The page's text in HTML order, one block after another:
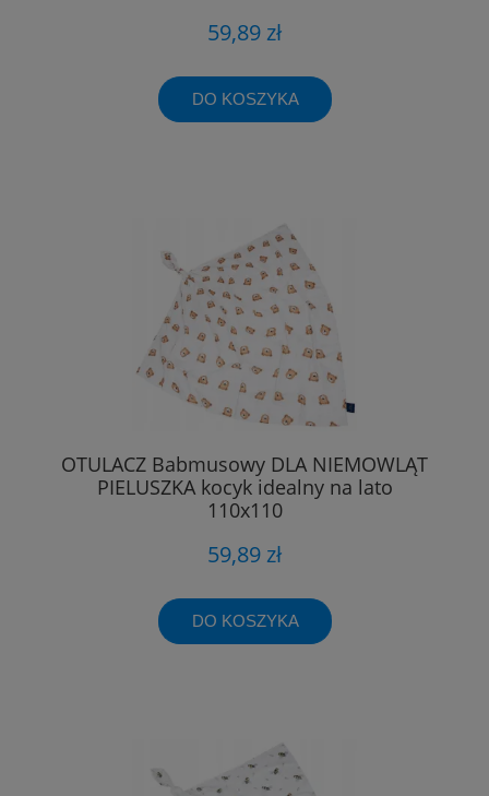
59,89 zł
DO KOSZYKA
OTULACZ Babmusowy DLA NIEMOWLĄT
PIELUSZKA kocyk idealny na lato
110x110
59,89 zł
DO KOSZYKA